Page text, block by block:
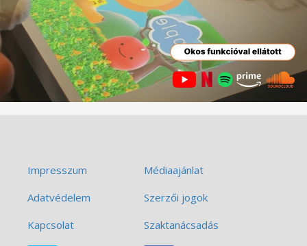
Impresszum
Médiaajánlat
Adatvédelem
Szerzői jogok
Kapcsolat
Szaktanácsadás